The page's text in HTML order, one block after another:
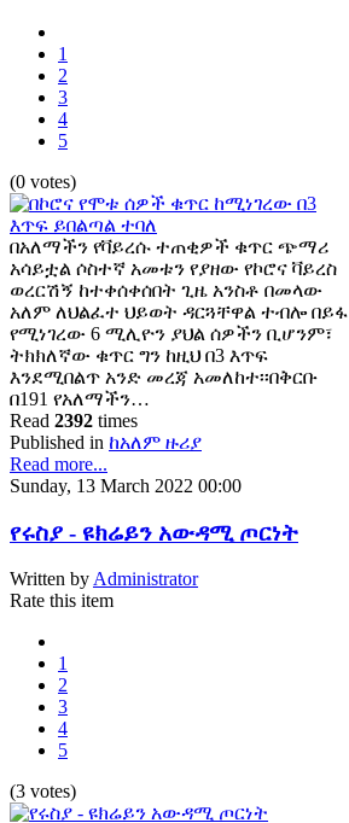
1
2
3
4
5
(0 votes)
በአለማችን የቫይረሱ ተጠቂዎች ቁጥር ጭማሪ
አሳይቷል ሶስተኛ አመቱን የያዘው የኮሮና ቫይረስ
ወረርሽኝ ከተቀሰቀሰበት ጊዜ አንስቶ በመላው
አለም ለህልፈተ ህይወት ዳርጓቸዋል ተብሎ በይፋ
የሚነገረው 6 ሚሊዮን ያህል ሰዎችን ቢሆንም፣
ትክክለኛው ቁጥር ግን ከዚህ በ3 እጥፍ
እንደሚበልጥ አንድ መረጃ አመለከተ፡፡በቅርቡ
በ191 የአለማችን…
Read 2392 times
Published in ከአለም ዙሪያ
Read more...
Sunday, 13 March 2022 00:00
የሩስያ - ዩክሬይን አውዳሚ ጦርነት
Written byAdministrator
Rate this item
1
2
3
4
5
(3 votes)